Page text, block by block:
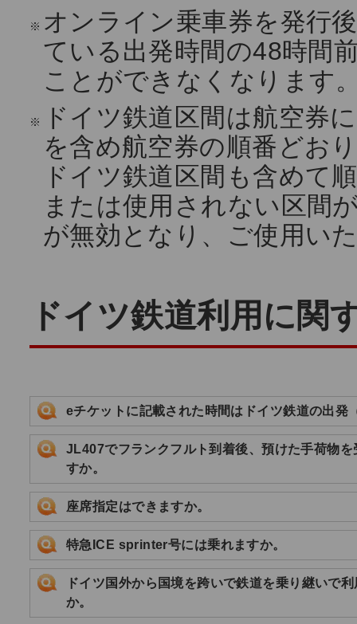
※ オンライン乗車券を発行
ている出発時間の48時間
ことができなくなります
※
ドイツ鉄道区間は航空券
を含め航空券の順番どお
ドイツ鉄道区間も含めて
または使用されない区間
が無効となり、ご使用い
ドイツ鉄道利用に関
eチケットに記載された時間はドイツ鉄道の出発
JL407でフランクフルト到着後、預けた手荷物
すか。
座席指定はできますか。
特急ICE sprinter号には乗れますか。
ドイツ国外から国境を跨いで鉄道を乗り継いで
か。